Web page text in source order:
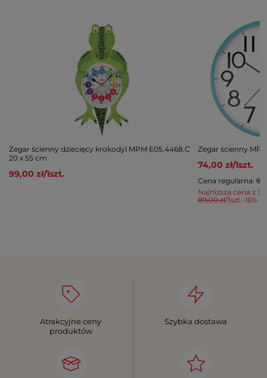
Zegar ścienny dziecięcy krokodyl MPM E05.4468.C
20 x 55 cm
99,00 zł/1szt.
Zegar ścienny
74,00 zł/1szt.
Najniższa cena z
89,00 zł/1szt. -16%
Cena regularna:
Atrakcyjne ceny
produktów
Szybka dostawa